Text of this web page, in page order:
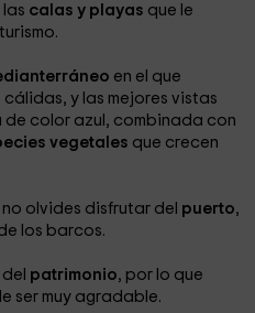
calas y playas que le
en el que
y las mejores vistas
de color azul, combinada con
vegetales que crecen
no olvides disfrutar del puerto,
los barcos.
patrimonio, por lo que
ser muy agradable.